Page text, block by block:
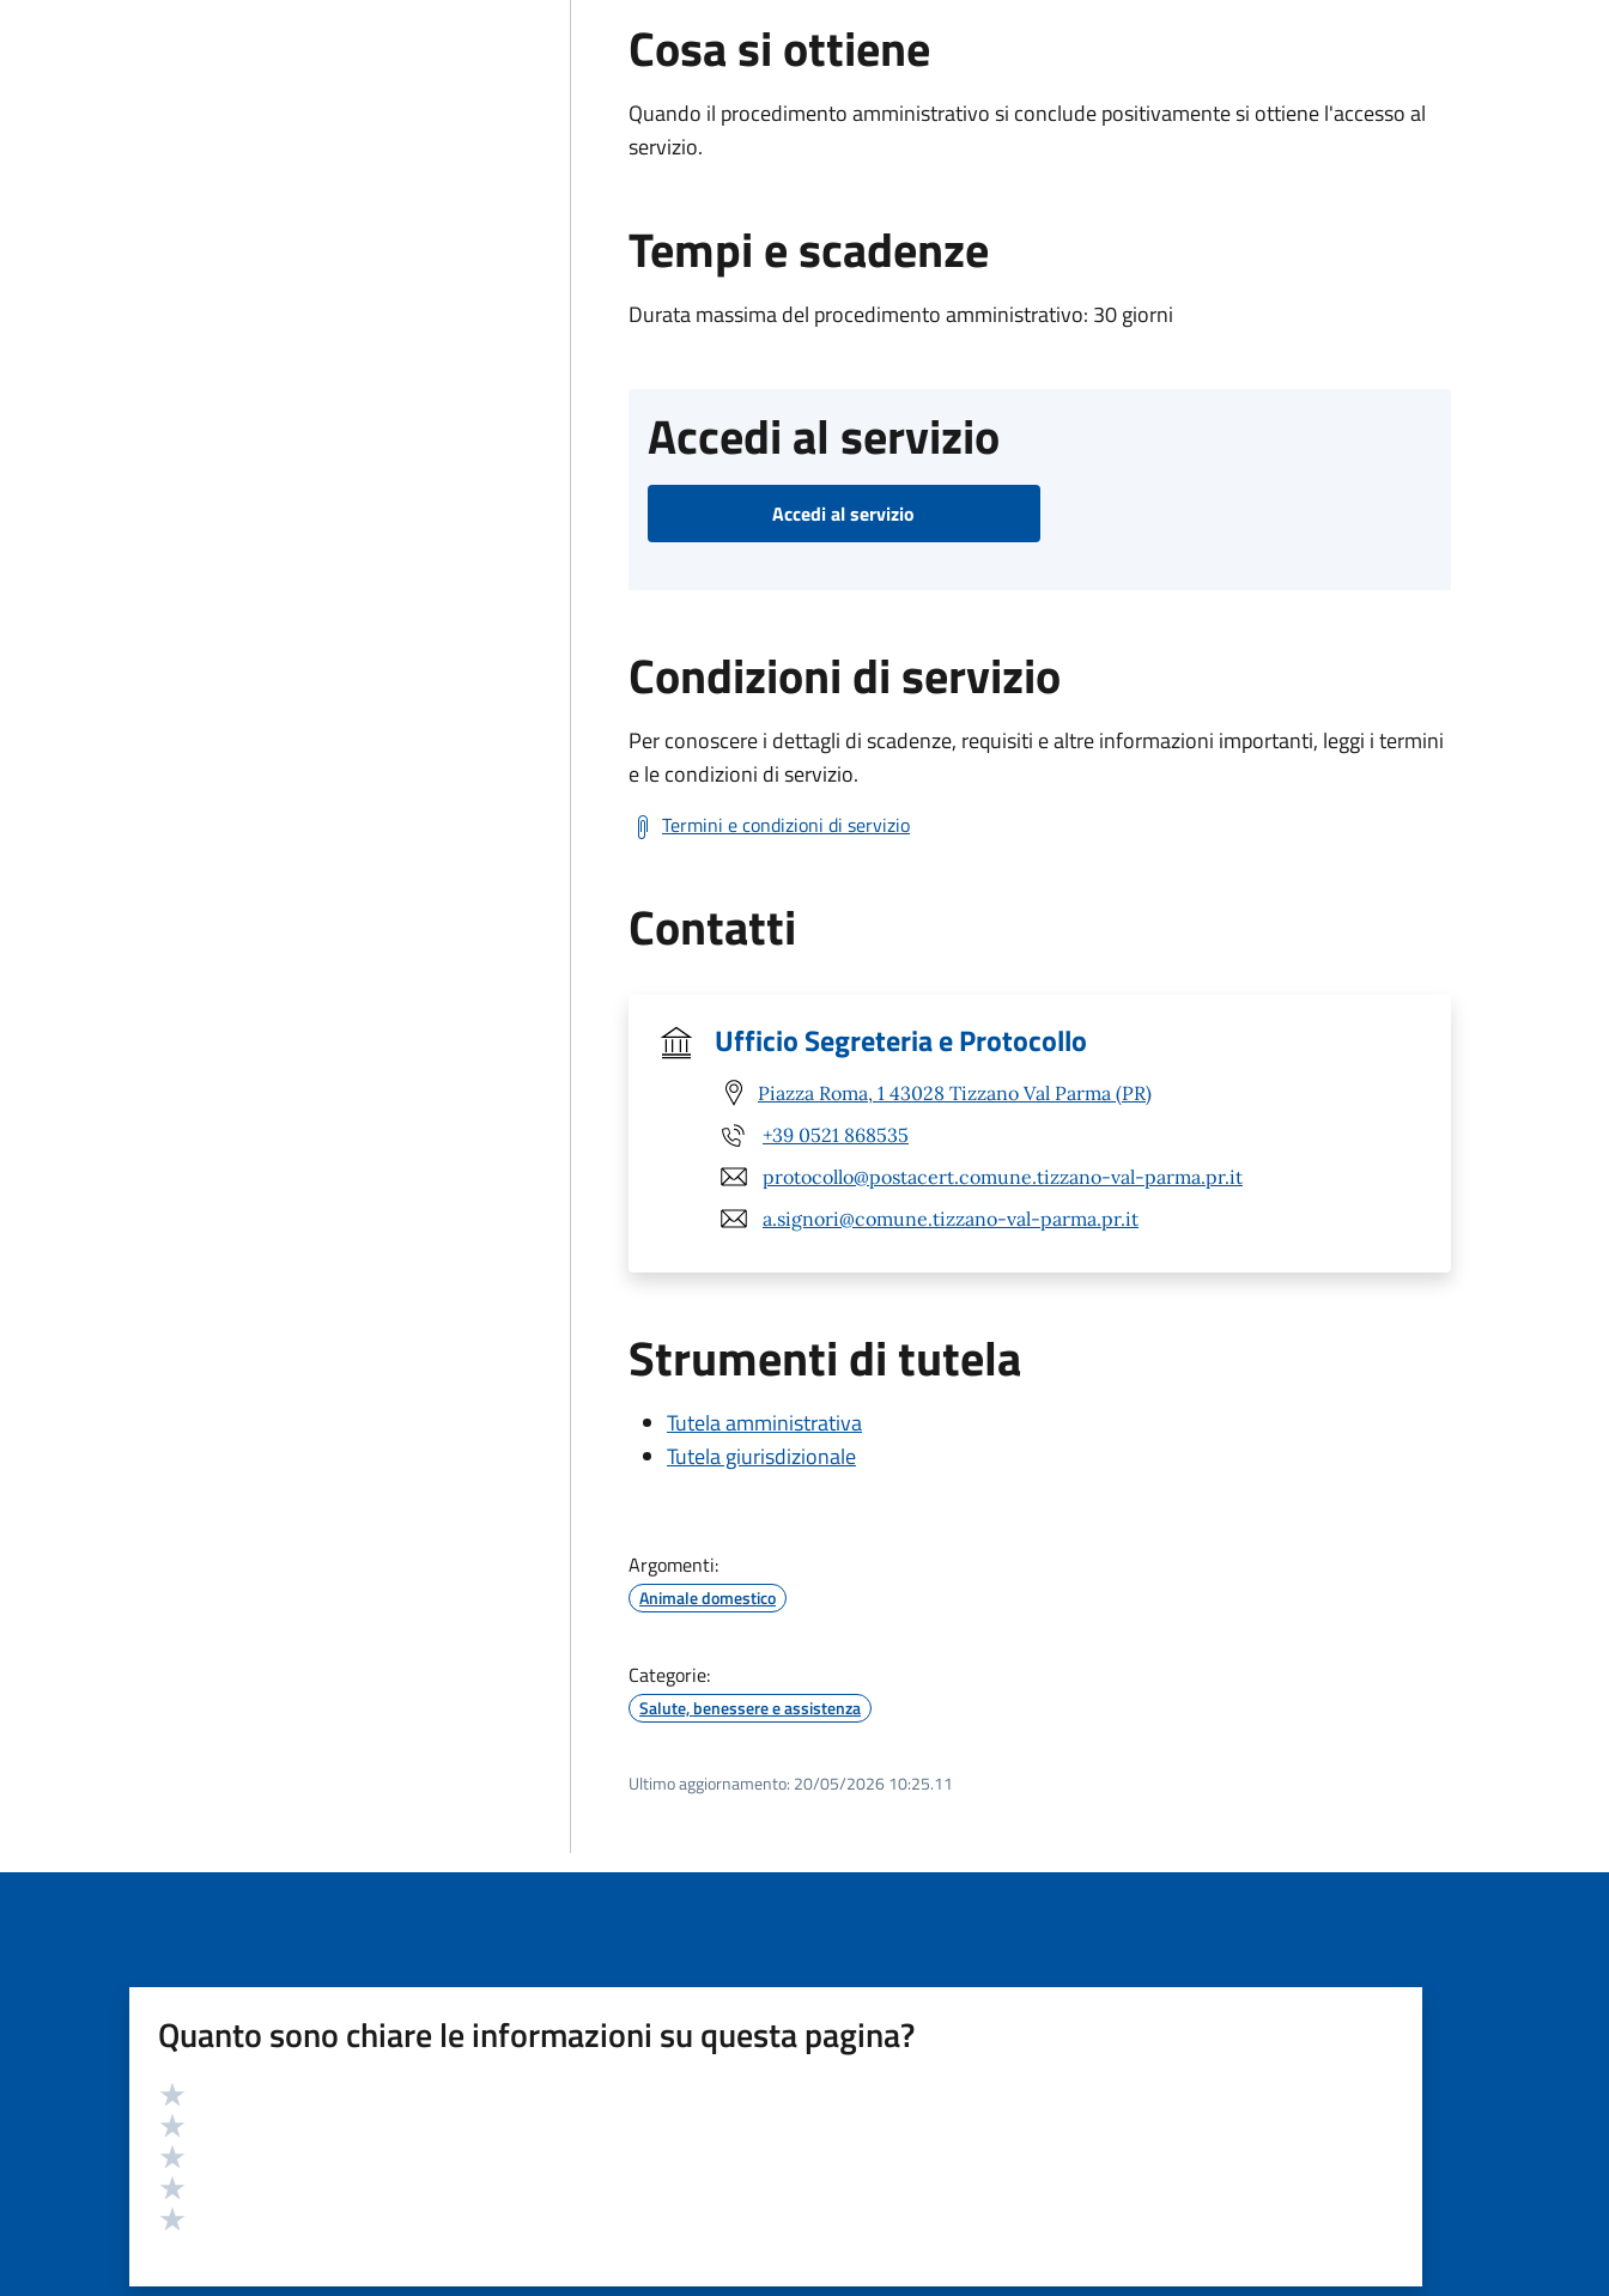
Cosa si ottiene
Quando il procedimento amministrativo si conclude positivamente si ottiene l'accesso al
servizio.
Tempi e scadenze
Durata massima del procedimento amministrativo: 30 giorni
Accedi al servizio
Accedi al servizio
Condizioni di servizio
Per conoscere i dettagli di scadenze, requisiti e altre informazioni importanti, leggi i termini
e le condizioni di servizio.
Termini e condizioni di servizio
Contatti
Ufficio Segreteria e Protocollo
Piazza Roma, 1 43028 Tizzano Val Parma (PR)
+39 0521 868535
protocollo@postacert.comune.tizzano-val-parma.pr.it
a.signori@comune.tizzano-val-parma.pr.it
Strumenti di tutela
Tutela amministrativa
Tutela giurisdizionale
Argomenti:
Animale domestico
Categorie:
Salute, benessere e assistenza
Ultimo aggiornamento: 20/05/2026 10:25.11
Quanto sono chiare le informazioni su questa pagina?
Valutazione